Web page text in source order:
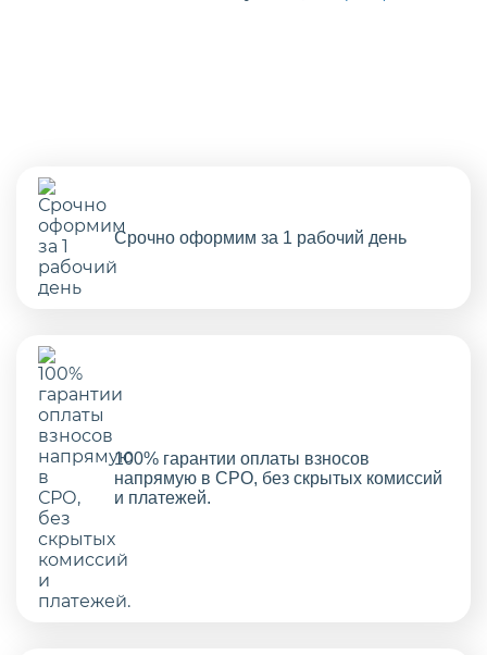
Срочно оформим за 1 рабочий день
100% гарантии оплаты взносов
напрямую в СРО, без скрытых комиссий
и платежей.